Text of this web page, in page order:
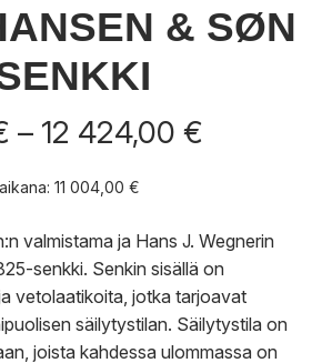
& SØN
– 12 424,00 €
12
424,00 €
11 004,00 €
valmistama ja Hans J. Wegnerin
senkki. Senkin sisällä on
vetolaatikoita, jotka tarjoavat
säilytystilan. Säilytystila on
joista kahdessa ulommassa on